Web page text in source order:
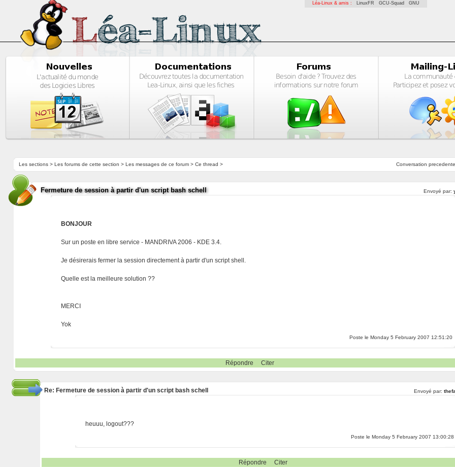
Léa-Linux & amis : LinuxFR GCU-Squad GNU
Conversation precedente
Les sections> Les forums de cette section > Les messages de ce forum> Ce thread >
Fermeture de session à partir d'un script bash schell Envoyé par:
BONJOUR
Sur un poste en libre service - MANDRIVA 2006 - KDE 3.4.
Je désirerais fermer la session directement à partir d'un script shell.
Quelle est la meilleure solution ??
MERCI
Yok
Poste le Monday 5 February 2007 12:51:20
Répondre Citer
Re: Fermeture de session à partir d'un script bash schell Envoyé par:
heuuu, logout???
Poste le Monday 5 February 2007 13:00:28
Répondre Citer